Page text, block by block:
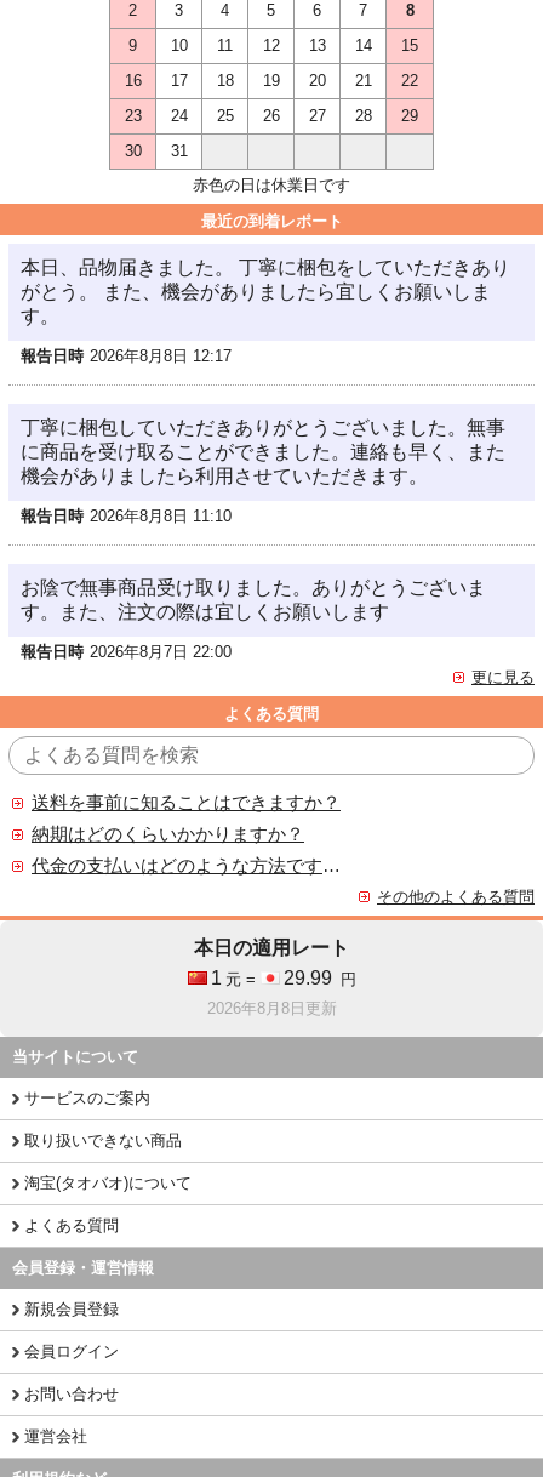
2
3 4 5 6 7
8
9
10 11 12 13 14
15
16
17 18 19 20 21
22
23
24 25 26 27 28
29
30
31
赤色の日は休業日です
最近の到着レポート
本日、品物届きました。 丁寧に梱包をしていただきあり
がとう。 また、機会がありましたら宜しくお願いしま
す。
報告日時 2026年8月8日 12:17
丁寧に梱包していただきありがとうございました。無事
に商品を受け取ることができました。連絡も早く、また
機会がありましたら利用させていただきます。
報告日時 2026年8月8日 11:10
お陰で無事商品受け取りました。ありがとうございま
す。また、注文の際は宜しくお願いします
報告日時 2026年8月7日 22:00
更に見る
よくある質問
送料を事前に知ることはできますか？
納期はどのくらいかかりますか？
代金の支払いはどのような方法ですか？
その他のよくある質問
本日の適用レート
1 元 = 29.99
円
2026年8月8日更新
当サイトについて
サービスのご案内
取り扱いできない商品
淘宝(タオバオ)について
よくある質問
会員登録・運営情報
新規会員登録
会員ログイン
お問い合わせ
運営会社